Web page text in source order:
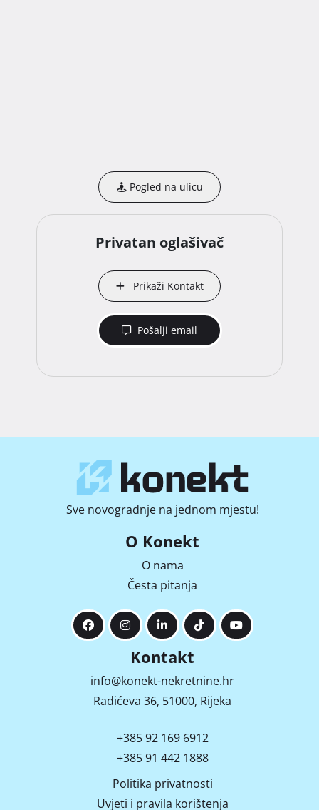
Pogled na ulicu
Privatan oglašivač
Prikaži Kontakt
Pošalji email
Sve novogradnje na jednom mjestu!
O Konekt
O nama
Česta pitanja
Kontakt
info@konekt-nekretnine.hr
Radićeva 36, 51000, Rijeka
+385 92 169 6912
+385 91 442 1888
Politika privatnosti
Uvjeti i pravila korištenja